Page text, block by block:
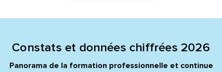
Constats et données chiffrées 2026
Panorama de la formation professionnelle et continue